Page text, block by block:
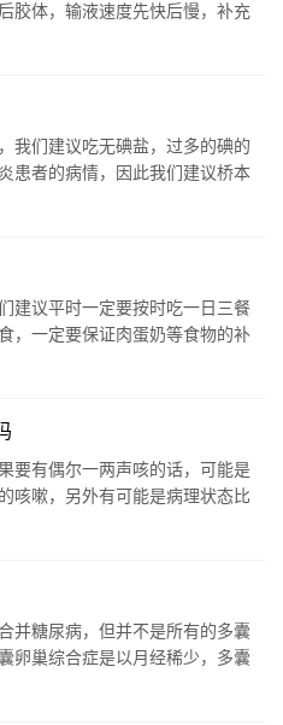
胶体，输液速度先快后慢，补充
倍，晶体的话主要有生理盐水复
我们建议吃无碘盐，过多的碘的
患者的病情，因此我们建议桥本
的摄入，因此在日常的饮食中，
建议平时一定要按时吃一日三餐
，一定要保证肉蛋奶等食物的补
都比较高，可以使血糖比较长时
要有偶尔一两声咳的话，可能是
咳嗽，另外有可能是病理状态比
咳嗽一两声的话，应该从临床上
并糖尿病，但并不是所有的多囊
卵巢综合症是以月经稀少，多囊
抗，每一组特征性症候群代谢综